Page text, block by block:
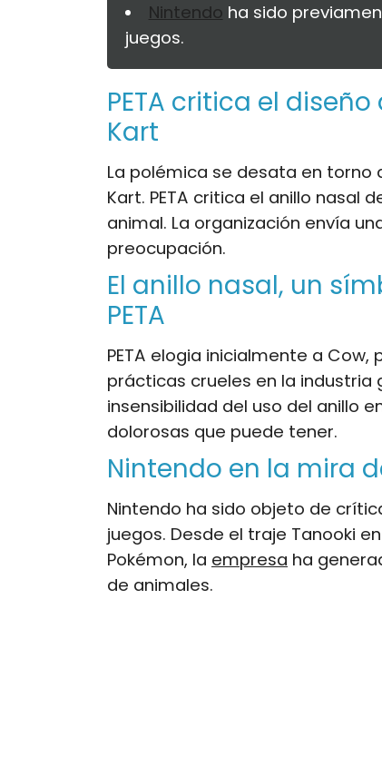
Nintendo ha sido
juegos.
PETA critica el
Kart
La polémica se desata en torno
Kart. PETA critica el anillo nasal
animal. La organización envía
preocupación.
El anillo nasal, un
PETA
PETA elogia inicialmente a
prácticas crueles en la industria
insensibilidad del uso del anillo
dolorosas que puede tener.
Nintendo en la mira
Nintendo ha sido objeto de
juegos. Desde el traje Tanooki
Pokémon, la empresa ha
de animales.